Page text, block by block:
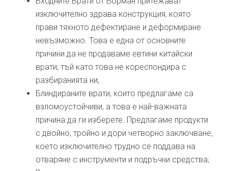
изключително здрава конструкция, която
прави тяхното дефектиране и деформиране
невъзможно. Това е една от основните
причини да не продаваме евтини китайски
врати, тъй като това не кореспондира с
разбиранията ни;
Блиндираните врати, които предлагаме са
взломоустойчиви, а това е най-важната
причина да ги изберете. Предлагаме продукти
с двойно, тройно и дори четворно заключване,
което изключително трудно се поддава на
отваряне с инструменти и подръчни средства;